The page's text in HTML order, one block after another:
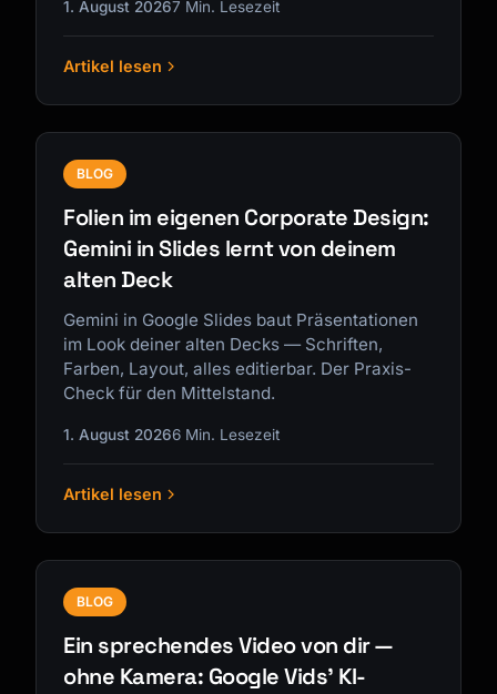
1. August 20267 Min. Lesezeit
Artikel lesen
BLOG
Folien im eigenen Corporate Design:
Gemini in Slides lernt von deinem
alten Deck
Gemini in Google Slides baut Präsentationen
im Look deiner alten Decks — Schriften,
Farben, Layout, alles editierbar. Der Praxis-
Check für den Mittelstand.
1. August 20266 Min. Lesezeit
Artikel lesen
BLOG
Ein sprechendes Video von dir —
ohne Kamera: Google Vids' KI-